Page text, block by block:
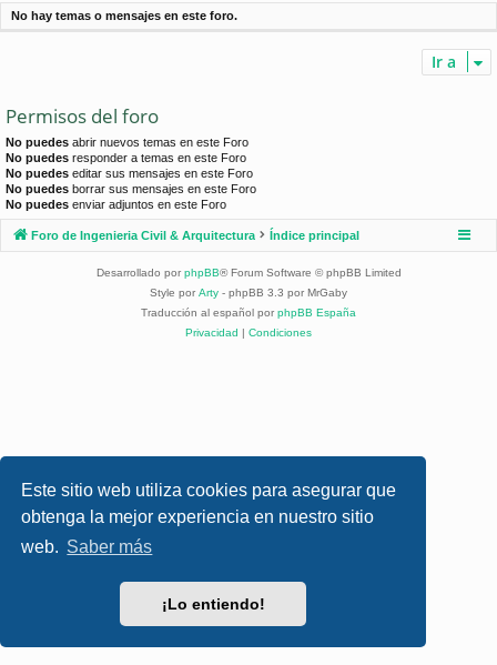
Este sitio web utiliza cookies para asegurar que
obtenga la mejor experiencia en nuestro sitio
web. Saber más
¡Lo entiendo!
d
e
No hay temas o mensajes en este foro.
Ir a
Permisos del foro
No puedes abrir nuevos temas en este Foro
No puedes responder a temas en este Foro
No puedes editar sus mensajes en este Foro
No puedes borrar sus mensajes en este Foro
No puedes enviar adjuntos en este Foro
Foro de Ingenieria Civil & Arquitectura Índice principal
Desarrollado por phpBB® Forum Software © phpBB Limited
Style por Arty - phpBB 3.3 por MrGaby
Traducción al español por phpBB España
Privacidad | Condiciones